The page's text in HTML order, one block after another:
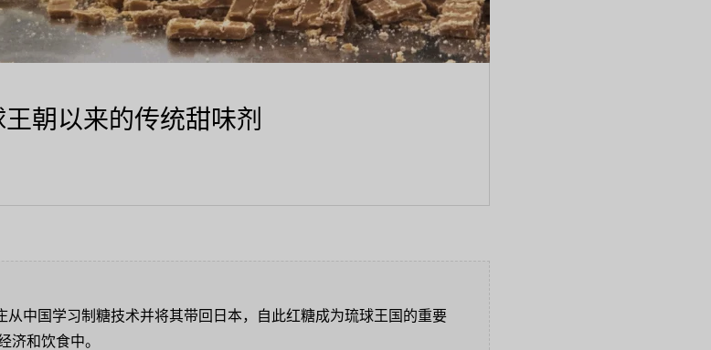
朝以来的传统甜味剂
从中国学习制糖技术并将其带回日本，自此红糖成为琉球王国的重要
济和饮食中。